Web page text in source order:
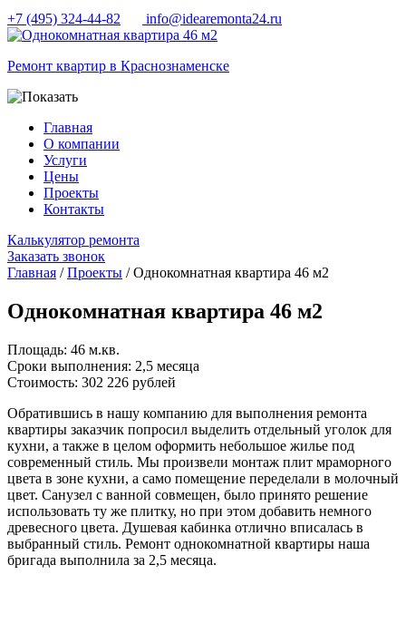
+7 (495) 324-44-82 info@idearemonta24.ru
Ремонт квартир в Краснознаменске
Главная
О компании
Услуги
Цены
Проекты
Контакты
Калькулятор ремонта
Заказать звонок
Главная /Проекты / Однокомнатная квартира 46 м2
Однокомнатная квартира 46 м2
Площадь: 46 м.кв.
Сроки выполнения: 2,5 месяца
Cтоимость: 302 226 рублей
Обратившись в нашу компанию для выполнения ремонта
квартиры заказчик попросил выделить отдельный уголок для
кухни, а также в целом оформить небольшое жилье под
современный стиль. Мы произвели монтаж плит мраморного
цвета в зоне кухни, а само помещение переделали в молочный
цвет. Санузел с ванной совмещен, было принято решение
использовать ту же плитку, но при этом добавить немного
древесного цвета. Душевая кабинка отлично вписалась в
выбранный стиль. Ремонт однокомнатной квартиры наша
бригада выполнила за 2,5 месяца.